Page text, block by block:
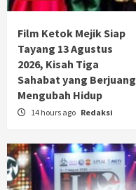
Film Ketok Mejik Siap
Tayang 13 Agustus
2026, Kisah Tiga
Sahabat yang Berjuang
Mengubah Hidup
14 hours ago Redaksi